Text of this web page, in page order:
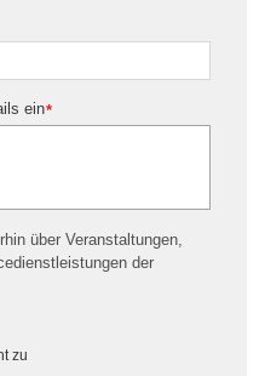
*
ein
über Veranstaltungen,
der
zu